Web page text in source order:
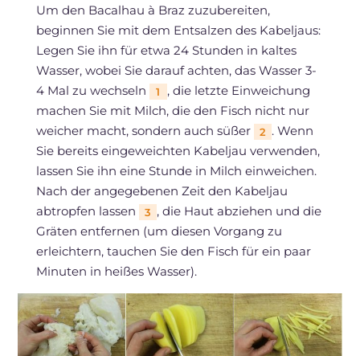
Um den Bacalhau à Braz zuzubereiten,
beginnen Sie mit dem Entsalzen des Kabeljaus:
Legen Sie ihn für etwa 24 Stunden in kaltes
Wasser, wobei Sie darauf achten, das Wasser 3-
4 Mal zu wechseln
1
, die letzte Einweichung
machen Sie mit Milch, die den Fisch nicht nur
weicher macht, sondern auch süßer
2 . Wenn
Sie bereits eingeweichten Kabeljau verwenden,
lassen Sie ihn eine Stunde in Milch einweichen.
Nach der angegebenen Zeit den Kabeljau
abtropfen lassen
3 , die Haut abziehen und die
Gräten entfernen (um diesen Vorgang zu
erleichtern, tauchen Sie den Fisch für ein paar
Minuten in heißes Wasser).